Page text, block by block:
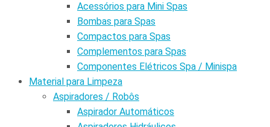
Acessórios para Mini Spas
Bombas para Spas
Compactos para Spas
Complementos para Spas
Componentes Elétricos Spa / Minispa
Material para Limpeza
Aspiradores / Robôs
Aspirador Automáticos